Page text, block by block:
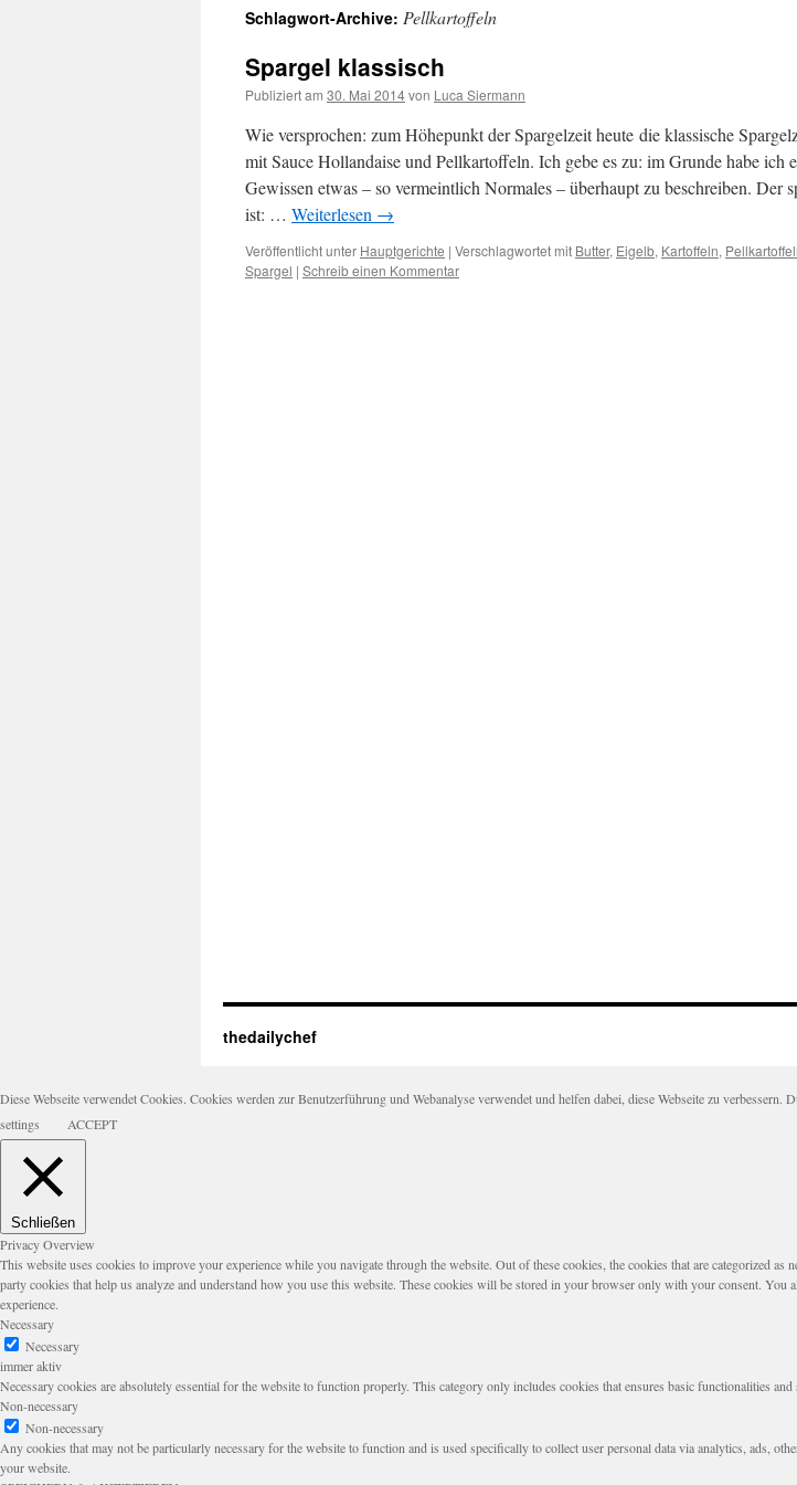
springen
Schlagwort-Archive: Pellkartoffeln
Spargel klassisch
Publiziert am 30. Mai 2014von Luca Siermann
Wie versprochen: zum Höhepunkt der Spargelzeit heute die klassische
mit Sauce Hollandaise und Pellkartoffeln. Ich gebe es zu: im Grunde habe ich
Gewissen etwas – so vermeintlich Normales – überhaupt zu beschreiben. Der
ist: … Weiterlesen →
Veröffentlicht unter Hauptgerichte | Verschlagwortet mit Butter, Eigelb, Kartoffeln,
Spargel | Schreib einen Kommentar
thedailychef
Diese Webseite verwendet Cookies. Cookies werden zur Benutzerführung und Webanalyse verwendet und helfen dabei, diese Webseite zu
settings
ACCEPT
Schließen
Privacy Overview
This website uses cookies to improve your experience while you navigate through the website. Out of these cookies, the cookies that are categorized
party cookies that help us analyze and understand how you use this website. These cookies will be stored in your browser only with your consent.
experience.
Necessary
Necessary
immer aktiv
Necessary cookies are absolutely essential for the website to function properly. This category only includes cookies that ensures basic functionalities
Non-necessary
Non-necessary
Any cookies that may not be particularly necessary for the website to function and is used specifically to collect user personal data via analytics, ads,
your website.